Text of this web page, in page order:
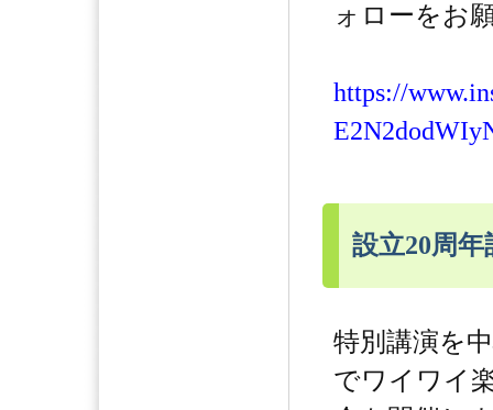
ォローをお
https://
設立20周
特別講演を
でワイワイ